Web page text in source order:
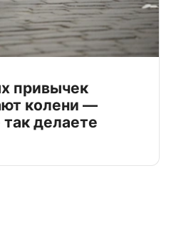
привычек
колени —
делаете